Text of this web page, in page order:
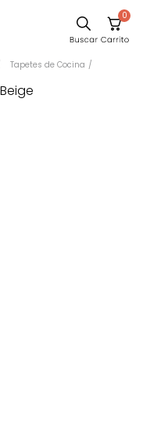
0
Tapetes de Cocina